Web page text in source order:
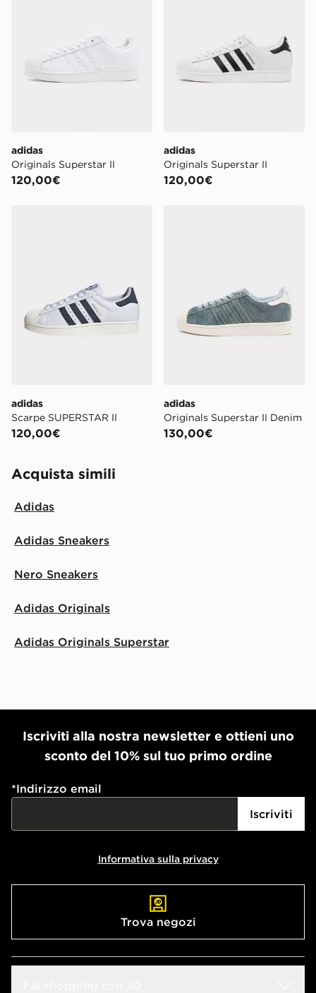
adidas
Originals Superstar II
120,00€
adidas
Originals Superstar II
120,00€
adidas
Scarpe SUPERSTAR II
120,00€
adidas
Originals Superstar II Denim
130,00€
Acquista simili
Adidas
Adidas Sneakers
Nero Sneakers
Adidas Originals
Adidas Originals Superstar
Iscriviti alla nostra newsletter e ottieni uno
sconto del 10% sul tuo primo ordine
*Indirizzo email
Iscriviti
Informativa sulla privacy
Trova negozi